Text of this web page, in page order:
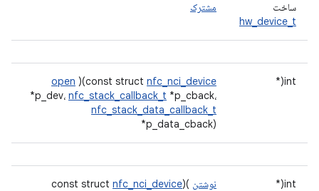
ساخت
hw_device_t
مشترک
int(*
open )(const struct nfc_nci_device
*p_dev، nfc_stack_callback_t *p_cback،
nfc_stack_data_callback_t
*p_data_cback)
int(* نوشتن )(const struct
nfc_nci_device